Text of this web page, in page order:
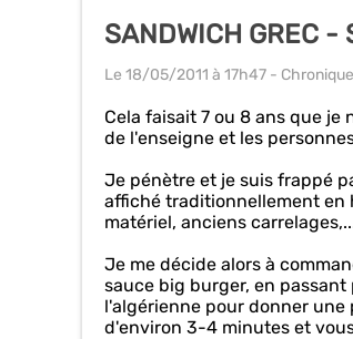
SANDWICH GREC -
Le 18/05/2011 à 17h47 -
Cela faisait 7 ou 8 ans que
de l'enseigne et les
Je pénètre et je suis frappé
affiché traditionnellement en
matériel, anciens
Je me décide alors à
sauce big burger, en passant
l'algérienne pour donner
d'environ 3-4 minutes et